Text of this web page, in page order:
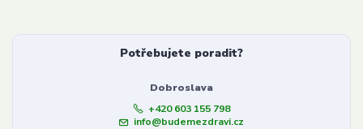
Potřebujete poradit?
Dobroslava
+420 603 155 798
info@budemezdravi.cz